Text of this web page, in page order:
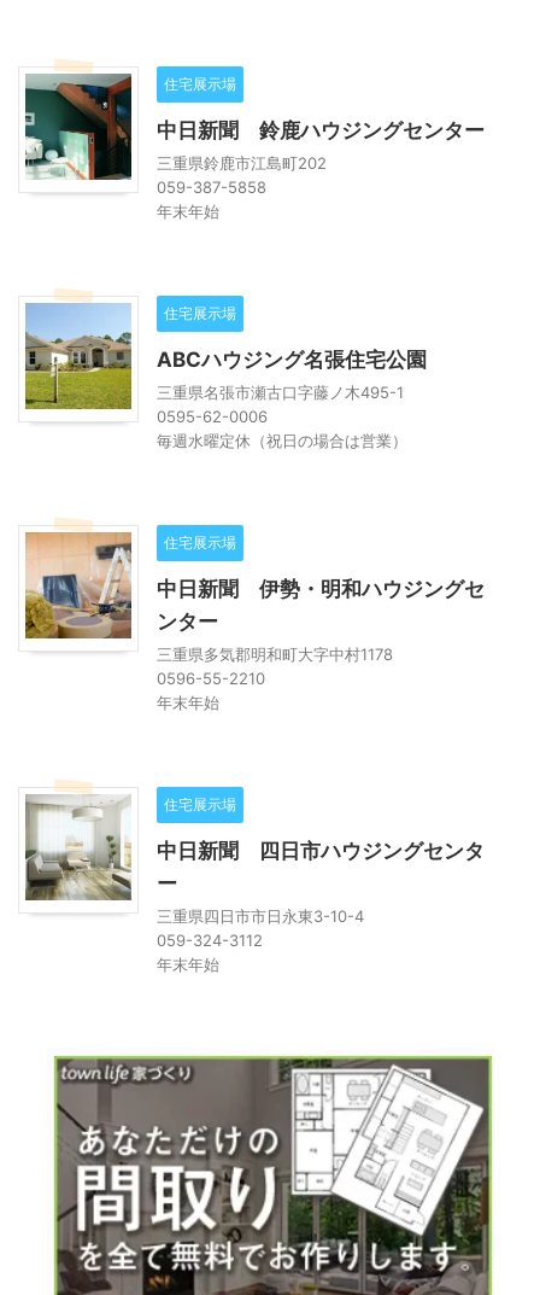
住宅展示場
中日新聞 鈴鹿ハウジングセンター
三重県鈴鹿市江島町202
059-387-5858
年末年始
住宅展示場
ABCハウジング名張住宅公園
三重県名張市瀬古口字藤ノ木495-1
0595-62-0006
毎週水曜定休（祝日の場合は営業）
住宅展示場
中日新聞 伊勢・明和ハウジングセ
ンター
三重県多気郡明和町大字中村1178
0596-55-2210
年末年始
住宅展示場
中日新聞 四日市ハウジングセンタ
ー
三重県四日市市日永東3-10-4
059-324-3112
年末年始